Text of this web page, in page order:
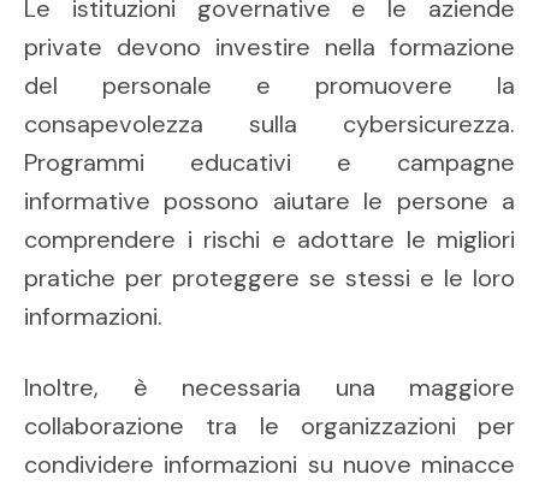
Le istituzioni governative e le aziende
private devono investire nella formazione
del personale e promuovere la
consapevolezza sulla cybersicurezza.
Programmi educativi e campagne
informative possono aiutare le persone a
comprendere i rischi e adottare le migliori
pratiche per proteggere se stessi e le loro
informazioni.
Inoltre, è necessaria una maggiore
collaborazione tra le organizzazioni per
condividere informazioni su nuove minacce